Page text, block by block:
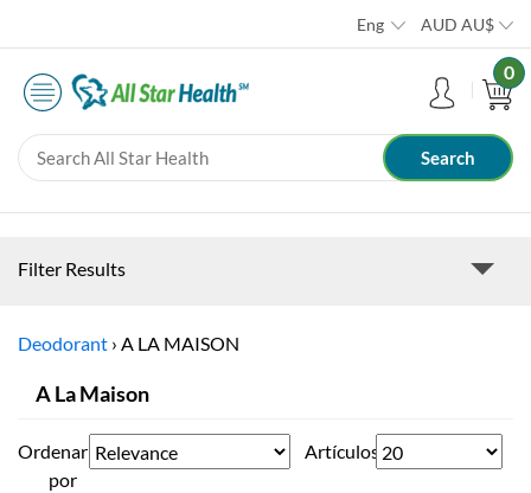
Eng AUD AU$
0
Filter Results
Deodorant › A LA MAISON
A La Maison
Ordenar
por
Artículos